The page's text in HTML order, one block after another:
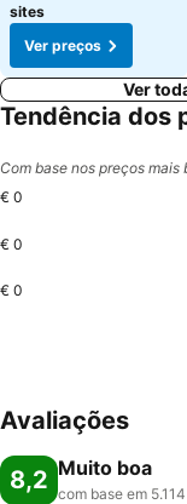
sites
Ver preços
Ver
Tendência dos
Com base nos preços
€ 0
€ 0
€ 0
Avaliações
8,2 Muito boa
com base em